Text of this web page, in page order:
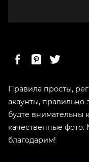
Правила просты,
акаунты, правильно
будте внимательны
качественные
благодарим!